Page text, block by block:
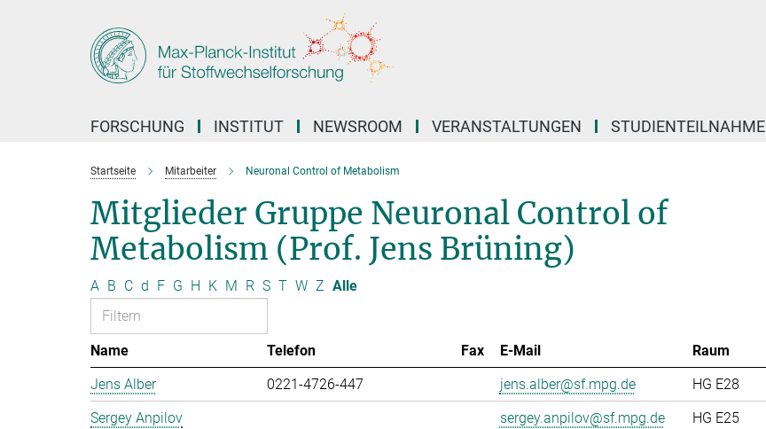
FORSCHUNG INSTITUT NEWSROOM VERANSTALTUNGEN STUDIENTEILNAHME
Startseite Mitarbeiter Neuronal Control of Metabolism
Mitglieder Gruppe Neuronal Control of
Metabolism (Prof. Jens Brüning)
A B C d F G H K M R S T W Z Alle
Name Telefon Fax E-Mail Raum
Jens Alber
0221-4726-447 jens.alber@sf.mpg.de
HG E28
Sergey Anpilov
sergey.anpilov@sf.mpg.de
HG E25